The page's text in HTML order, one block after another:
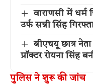
वाराणसी में धर्म
उर्फ सन्नी सिंह
बीएचयू छात्र
प्रॉक्टर रोयना सिंह
पुलिस ने शुरू की जांच